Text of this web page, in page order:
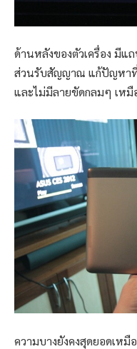
ด้านหลังของตัวเครื่อง มีแ
ส่วนรับสัญญาณ แก้ปัญหาที่
และไม่มีลายขัดกลมๆ เห
ความบางยังคงสุดยอดเหมื